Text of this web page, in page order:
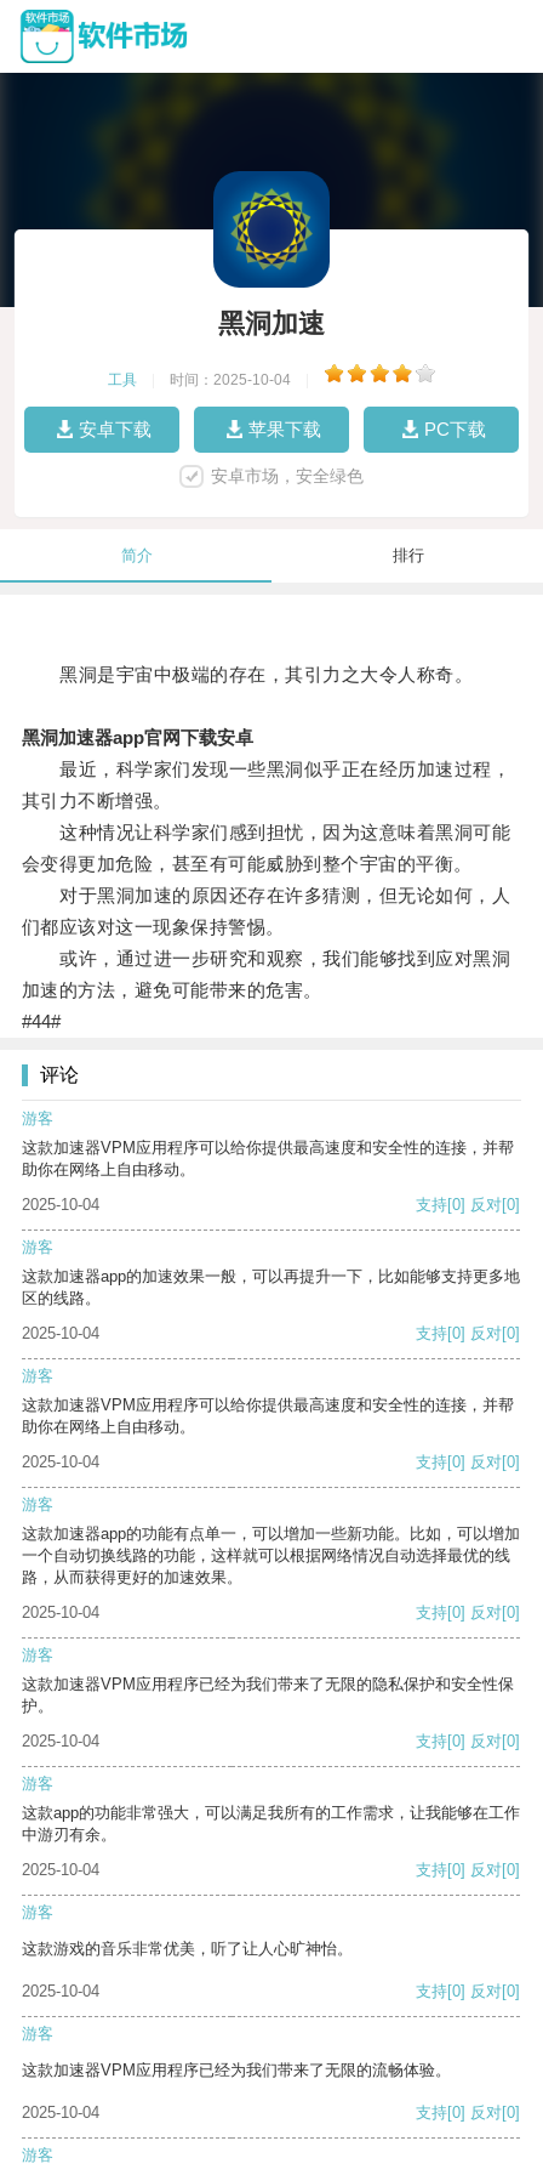
黑洞加速
工具 时间：2025-10-04
安卓下载 苹果下载 PC下载
安卓市场，安全绿色
简介 排行
黑洞是宇宙中极端的存在，其引力之大令人称奇。
黑洞加速器app官网下载安卓
最近，科学家们发现一些黑洞似乎正在经历加速过程，
其引力不断增强。
这种情况让科学家们感到担忧，因为这意味着黑洞可能
会变得更加危险，甚至有可能威胁到整个宇宙的平衡。
对于黑洞加速的原因还存在许多猜测，但无论如何，人
们都应该对这一现象保持警惕。
或许，通过进一步研究和观察，我们能够找到应对黑洞
加速的方法，避免可能带来的危害。
#44#
评论
游客
这款加速器VPM应用程序可以给你提供最高速度和安全性的连接，并帮
助你在网络上自由移动。
2025-10-04
支持[0] 反对[0]
游客
这款加速器app的加速效果一般，可以再提升一下，比如能够支持更多地
区的线路。
2025-10-04
支持[0] 反对[0]
游客
这款加速器VPM应用程序可以给你提供最高速度和安全性的连接，并帮
助你在网络上自由移动。
2025-10-04
支持[0] 反对[0]
游客
这款加速器app的功能有点单一，可以增加一些新功能。比如，可以增加
一个自动切换线路的功能，这样就可以根据网络情况自动选择最优的线
路，从而获得更好的加速效果。
2025-10-04
支持[0] 反对[0]
游客
这款加速器VPM应用程序已经为我们带来了无限的隐私保护和安全性保
护。
2025-10-04
支持[0] 反对[0]
游客
这款app的功能非常强大，可以满足我所有的工作需求，让我能够在工作
中游刃有余。
2025-10-04
支持[0] 反对[0]
游客
这款游戏的音乐非常优美，听了让人心旷神怡。
2025-10-04 支持[0] 反对[0]
游客
这款加速器VPM应用程序已经为我们带来了无限的流畅体验。
2025-10-04 支持[0] 反对[0]
游客